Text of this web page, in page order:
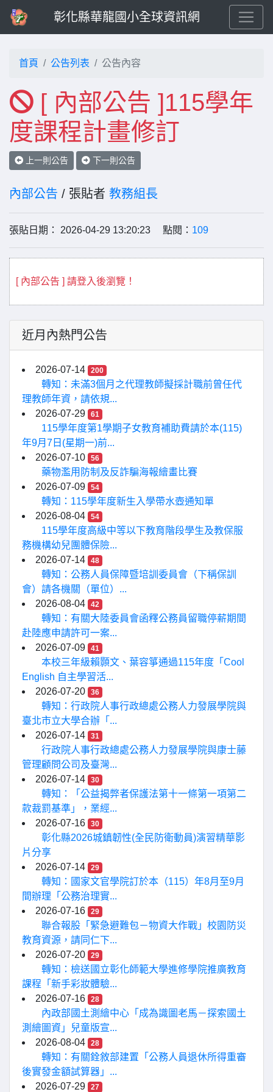
彰化縣華龍國小全球資訊網
首頁 公告列表 公告內容
[ 內部公告 ]115學年
度課程計畫修訂
上一則公告 下一則公告
內部公告 / 張貼者 教務組長
張貼日期： 2026-04-29 13:20:23 點閱： 109
[ 內部公告 ] 請登入後瀏覽！
近月內熱門公告
2026-07-14 200
轉知：未滿3個月之代理教師擬採計職前曾任代
理教師年資，請依規...
2026-07-29
61
115學年度第1學期子女教育補助費請於本(115)
年9月7日(星期一)前...
2026-07-10
56
藥物濫用防制及反詐騙海報繪畫比賽
2026-07-09
54
轉知：115學年度新生入學帶水壺通知單
2026-08-04
54
115學年度高級中等以下教育階段學生及教保服
務機構幼兒團體保險...
2026-07-14
48
轉知：公務人員保障暨培訓委員會（下稱保訓
會）請各機關（單位）...
2026-08-04
42
轉知：有關大陸委員會函釋公務員留職停薪期間
赴陸應申請許可一案...
2026-07-09
41
本校三年級賴顥文、葉容箏通過115年度「Cool
English 自主學習活...
2026-07-20
36
轉知：行政院人事行政總處公務人力發展學院與
臺北市立大學合辦「...
2026-07-14
31
行政院人事行政總處公務人力發展學院與康士藤
管理顧問公司及臺灣...
2026-07-14
30
轉知：「公益揭弊者保護法第十一條第一項第二
款裁罰基準」，業經...
2026-07-16
30
彰化縣2026城鎮韌性(全民防衛動員)演習精華影
片分享
2026-07-14
29
轉知：國家文官學院訂於本（115）年8月至9月
間辦理「公務治理實...
2026-07-16
29
聯合報股「緊急避難包－物資大作戰」校園防災
教育資源，請同仁下...
2026-07-20
29
轉知：檢送國立彰化師範大學進修學院推廣教育
課程「新手彩妝體驗...
2026-07-16
28
內政部國土測繪中心「成為識圖老馬－探索國土
測繪圖資」兒童版宣...
2026-08-04
28
轉知：有關銓敘部建置「公務人員退休所得重審
後實發金額試算器」...
2026-07-29
27